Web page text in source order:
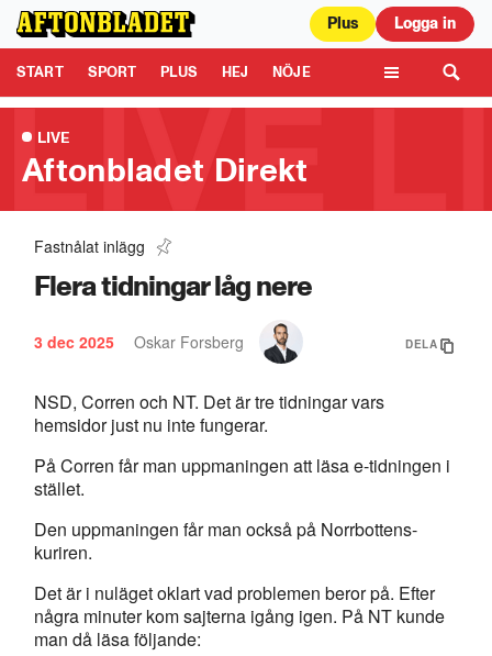
Plus Logga in
START SPORT PLUS HEJ NÖJE
Aftonbladet är en del av Schibsted Media. Schibsted News Media AB är
ansvarig för dina data på denna webbplats.Läs mer här
Tipsa oss
LIVE
Aftonbladet Direkt
Extremtorkan avslöjar Europas hemligheter
0:53
Fastnålat inlägg
Flera tidningar låg nere
3 dec 2025 Oskar Forsberg DELA
NSD, Corren och NT. Det är tre tidningar vars
hemsidor just nu inte fungerar.
På Corren får man uppmaningen att läsa e-tidningen i
stället.
Den uppmaningen får man också på Norrbottens-
kuriren.
Det är i nuläget oklart vad problemen beror på. Efter
några minuter kom sajterna igång igen. På NT kunde
man då läsa följande: